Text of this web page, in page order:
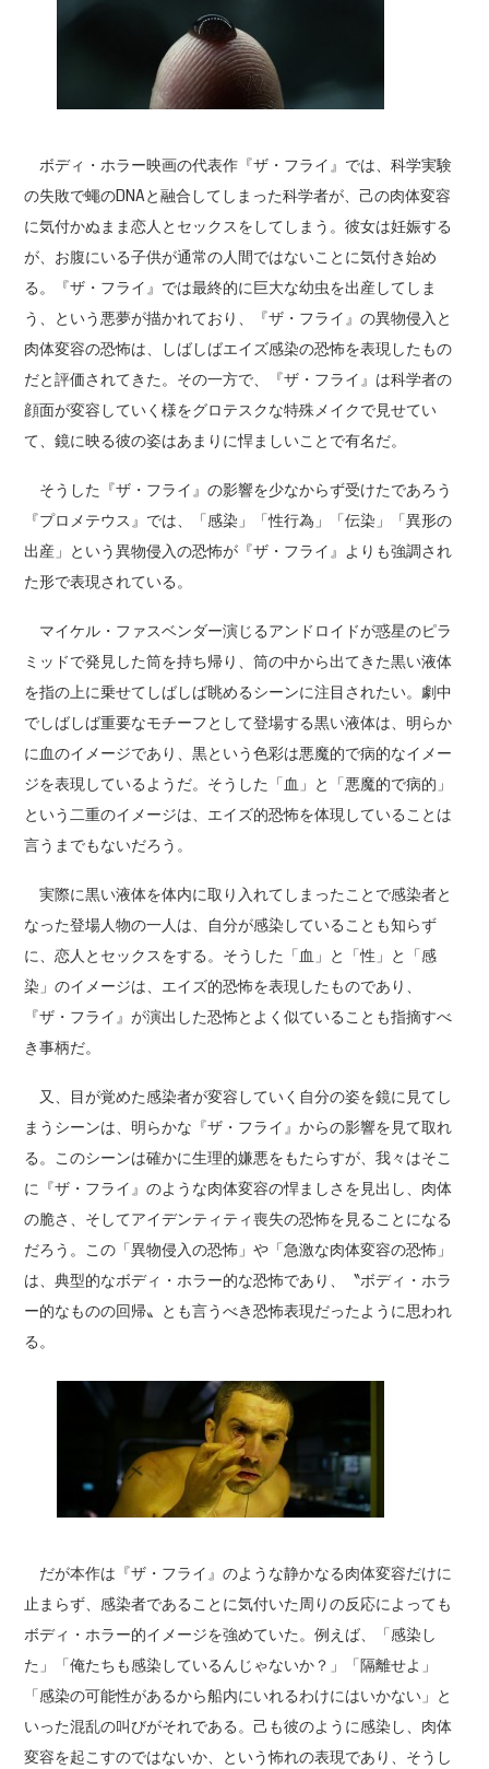
ボディ・ホラー映画の代表作『ザ・フライ』では、科学実験
の失敗で蠅のDNAと融合してしまった科学者が、己の肉体変容
に気付かぬまま恋人とセックスをしてしまう。彼女は妊娠する
が、お腹にいる子供が通常の人間ではないことに気付き始め
る。『ザ・フライ』では最終的に巨大な幼虫を出産してしま
う、という悪夢が描かれており、『ザ・フライ』の異物侵入と
肉体変容の恐怖は、しばしばエイズ感染の恐怖を表現したもの
だと評価されてきた。その一方で、『ザ・フライ』は科学者の
顔面が変容していく様をグロテスクな特殊メイクで見せてい
て、鏡に映る彼の姿はあまりに悍ましいことで有名だ。
そうした『ザ・フライ』の影響を少なからず受けたであろう
『プロメテウス』では、「感染」「性行為」「伝染」「異形の
出産」という異物侵入の恐怖が『ザ・フライ』よりも強調され
た形で表現されている。
マイケル・ファスベンダー演じるアンドロイドが惑星のピラ
ミッドで発見した筒を持ち帰り、筒の中から出てきた黒い液体
を指の上に乗せてしばしば眺めるシーンに注目されたい。劇中
でしばしば重要なモチーフとして登場する黒い液体は、明らか
に血のイメージであり、黒という色彩は悪魔的で病的なイメー
ジを表現しているようだ。そうした「血」と「悪魔的で病的」
という二重のイメージは、エイズ的恐怖を体現していることは
言うまでもないだろう。
実際に黒い液体を体内に取り入れてしまったことで感染者と
なった登場人物の一人は、自分が感染していることも知らず
に、恋人とセックスをする。そうした「血」と「性」と「感
染」のイメージは、エイズ的恐怖を表現したものであり、
『ザ・フライ』が演出した恐怖とよく似ていることも指摘すべ
き事柄だ。
又、目が覚めた感染者が変容していく自分の姿を鏡に見てし
まうシーンは、明らかな『ザ・フライ』からの影響を見て取れ
る。このシーンは確かに生理的嫌悪をもたらすが、我々はそこ
に『ザ・フライ』のような肉体変容の悍ましさを見出し、肉体
の脆さ、そしてアイデンティティ喪失の恐怖を見ることになる
だろう。この「異物侵入の恐怖」や「急激な肉体変容の恐怖」
は、典型的なボディ・ホラー的な恐怖であり、〝ボディ・ホラ
ー的なものの回帰〟とも言うべき恐怖表現だったように思われ
る。
だが本作は『ザ・フライ』のような静かなる肉体変容だけに
止まらず、感染者であることに気付いた周りの反応によっても
ボディ・ホラー的イメージを強めていた。例えば、「感染し
た」「俺たちも感染しているんじゃないか？」「隔離せよ」
「感染の可能性があるから船内にいれるわけにはいかない」と
いった混乱の叫びがそれである。己も彼のように感染し、肉体
変容を起こすのではないか、という怖れの表現であり、そうし